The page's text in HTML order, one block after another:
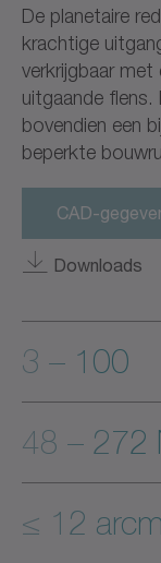
De planetaire
krachtige
verkrijgbaar
uitgaande flens.
bovendien een
beperkte
CAD-
Downloads
3 – 100
48 – 272
≤ 12